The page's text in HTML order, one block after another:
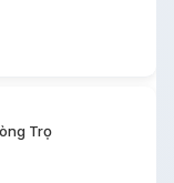
Trọ